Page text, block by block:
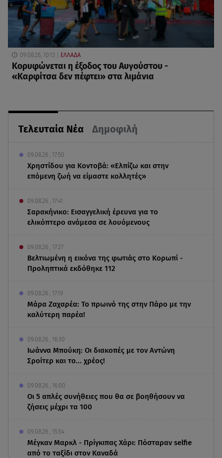
Τελευταία Νέα Δημοφιλή
09.08.26 , 17:50
Χρηστίδου για Κοντοβά: «Ελπίζω και στην
επόμενη ζωή να είμαστε κολλητές»
09.08.26 , 17:41
Σαρακήνικο: Εισαγγελική έρευνα για το
ελικόπτερο ανάμεσα σε λουόμενους
09.08.26 , 17:27
Βελτιωμένη η εικόνα της φωτιάς στο Κορωπί -
Προληπτικά εκδόθηκε 112
09.08.26 , 17:19
Μάρα Ζαχαρέα: Το πρωινό της στην Πάρο με την
καλύτερη παρέα!
09.08.26 , 16:30
Ιωάννα Μπούκη: Οι διακοπές με τον Αντώνη
Σροίτερ και το... χρέος!
09.08.26 , 16:00
Οι 5 απλές συνήθειες που θα σε βοηθήσουν να
ζήσεις μέχρι τα 100
09.08.26 , 15:54
Μέγκαν Μαρκλ - Πρίγκιπας Χάρι: Πόσταραν selfie
από το ταξίδι στον Καναδά
09.08.26, 10:13 ΕΛΛΑΔΑ
Κορυφώνεται η έξοδος του Αυγούστου -
«Καρφίτσα δεν πέφτει» στα λιμάνια